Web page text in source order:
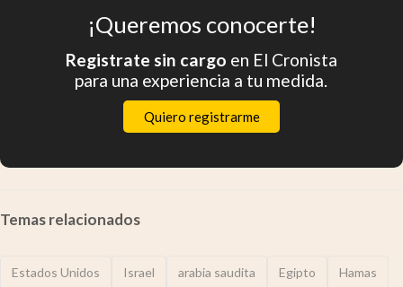
¡Queremos conocerte!
Registrate sin cargo en El Cronista
para una experiencia a tu medida.
Quiero registrarme
Temas relacionados
Estados Unidos Israel arabia saudita Egipto Hamas